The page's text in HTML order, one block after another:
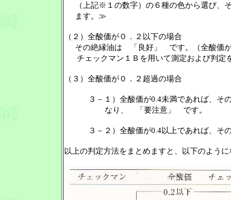
（上記※１の数字）の６種の色から選び、
ます。≫
（２）全酸価が０．２以下の場合
その絶縁油は 「良好」 です。（全酸価が
チェックマン１Ｂを用いて測定および判定
（３）全酸価が０．２超過の場合
３－１）全酸価が0.4未満であれば、そ
なり、 「要注意」 です。
３－２）全酸価が0.4以上であれば、
以上の判定方法をまとめますと、以下のように